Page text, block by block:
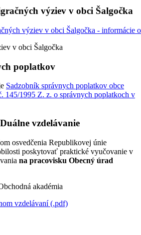
výziev v obci Šalgočka
v obci Šalgočka
poplatkov
Sadzobník správnych poplatkov obce
145/1995 Z. z. o správnych poplatkoch v
vzdelávanie
osvedčenia Republikovej únie
poskytovať praktické vyučovanie v
na pracovisku Obecný úrad
akadémia
vzdelávaní (.pdf)